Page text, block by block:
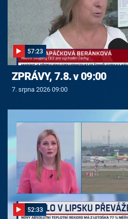
57:23
ZPRÁVY, 7.8. v 09:00
7. srpna 2026 09:00
52:33